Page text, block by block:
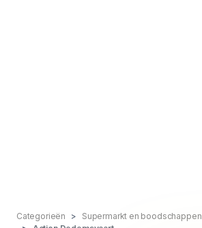
Categorieën Supermarkt en boodschappen